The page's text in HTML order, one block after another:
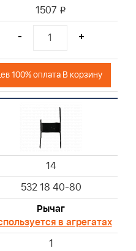
1507 i
- +
100% оплата В корзину
14
532 18 40-80
Рычаг
в агрегатах
1